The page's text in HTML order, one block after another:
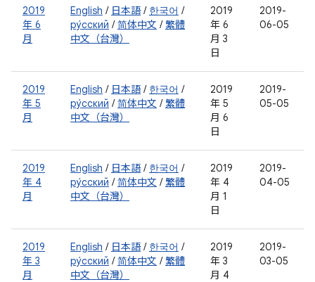
2019
年 6
月
English / 日本語/ 한국어 /
ру́сский /简体中文 / 繁體
中文（台灣）
2019
年 6
月 3
日
2019-
06-05
2019
年 5
月
English / 日本語/ 한국어 /
ру́сский /简体中文 / 繁體
中文（台灣）
2019
年 5
月 6
日
2019-
05-05
2019
年 4
月
English / 日本語/ 한국어 /
ру́сский /简体中文 / 繁體
中文（台灣）
2019
年 4
月 1
日
2019-
04-05
2019
年 3
月
English / 日本語/ 한국어 /
ру́сский /简体中文 / 繁體
中文（台灣）
2019
年 3
月 4
2019-
03-05